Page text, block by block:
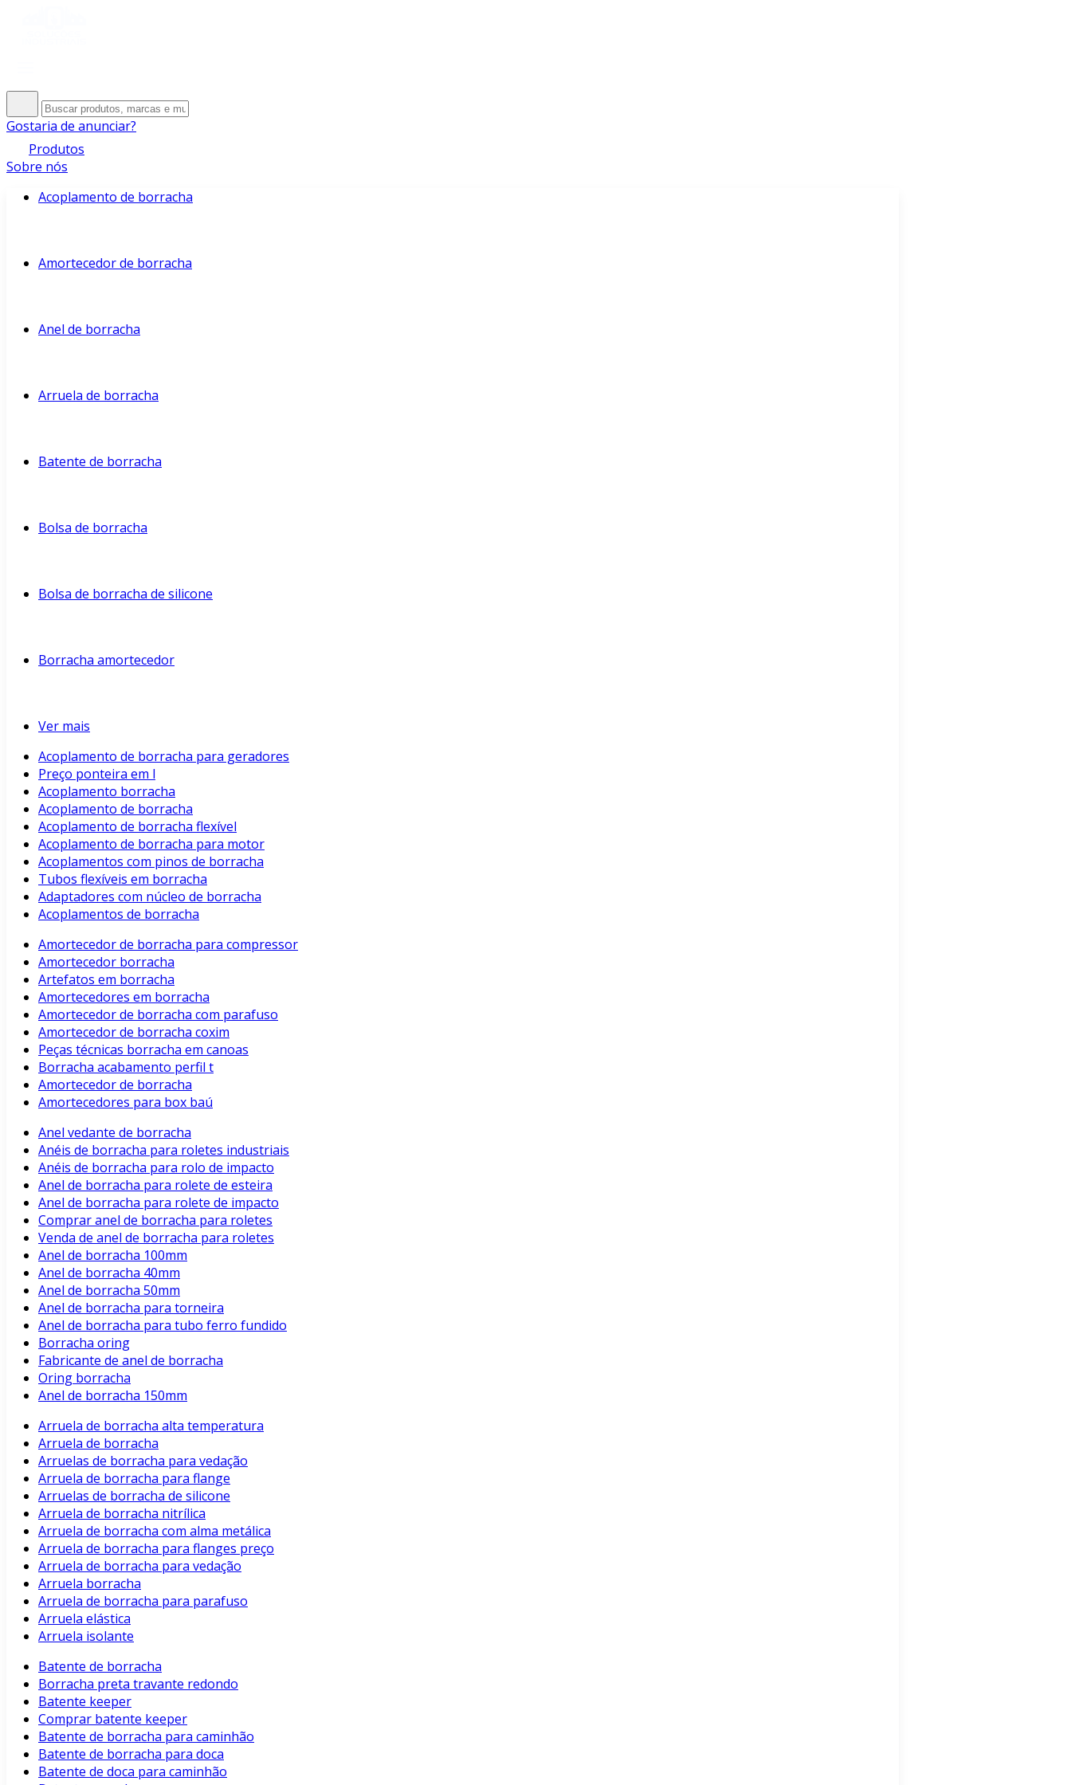
Gostaria de anunciar?
Produtos
Sobre nós
Acoplamento de borracha
Amortecedor de borracha
Anel de borracha
Arruela de borracha
Batente de borracha
Bolsa de borracha
Bolsa de borracha de silicone
Borracha amortecedor
Ver mais
Acoplamento de borracha para geradores
Preço ponteira em l
Acoplamento borracha
Acoplamento de borracha
Acoplamento de borracha flexível
Acoplamento de borracha para motor
Acoplamentos com pinos de borracha
Tubos flexíveis em borracha
Adaptadores com núcleo de borracha
Acoplamentos de borracha
Amortecedor de borracha para compressor
Amortecedor borracha
Artefatos em borracha
Amortecedores em borracha
Amortecedor de borracha com parafuso
Amortecedor de borracha coxim
Peças técnicas borracha em canoas
Borracha acabamento perfil t
Amortecedor de borracha
Amortecedores para box baú
Anel vedante de borracha
Anéis de borracha para roletes industriais
Anéis de borracha para rolo de impacto
Anel de borracha para rolete de esteira
Anel de borracha para rolete de impacto
Comprar anel de borracha para roletes
Venda de anel de borracha para roletes
Anel de borracha 100mm
Anel de borracha 40mm
Anel de borracha 50mm
Anel de borracha para torneira
Anel de borracha para tubo ferro fundido
Borracha oring
Fabricante de anel de borracha
Oring borracha
Anel de borracha 150mm
Arruela de borracha alta temperatura
Arruela de borracha
Arruelas de borracha para vedação
Arruela de borracha para flange
Arruelas de borracha de silicone
Arruela de borracha nitrílica
Arruela de borracha com alma metálica
Arruela de borracha para flanges preço
Arruela de borracha para vedação
Arruela borracha
Arruela de borracha para parafuso
Arruela elástica
Arruela isolante
Batente de borracha
Borracha preta travante redondo
Batente keeper
Comprar batente keeper
Batente de borracha para caminhão
Batente de borracha para doca
Batente de doca para caminhão